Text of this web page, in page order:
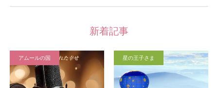
新着記事
アムールの国 星の王子さま